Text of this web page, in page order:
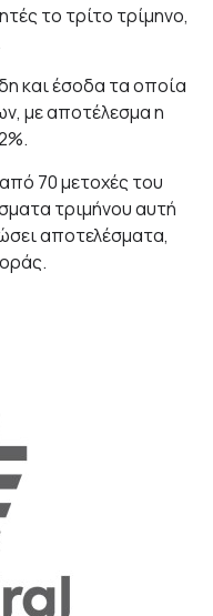
το τρίτο τρίμηνο,
και έσοδα τα οποία
με αποτέλεσμα η
70 μετοχές του
τριμήνου αυτή
αποτελέσματα,